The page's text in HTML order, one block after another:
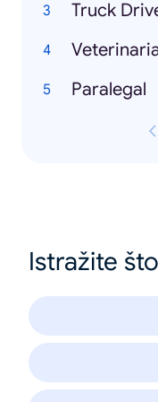
Truck
Paralegal
Istražite